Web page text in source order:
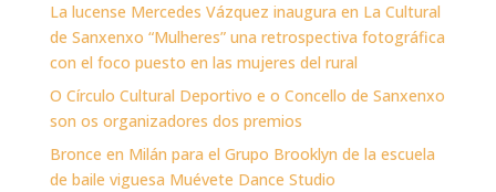
La lucense Mercedes Vázquez inaugura en La Cultural
de Sanxenxo “Mulheres” una retrospectiva fotográfica
con el foco puesto en las mujeres del rural
O Círculo Cultural Deportivo e o Concello de Sanxenxo
son os organizadores dos premios
Bronce en Milán para el Grupo Brooklyn de la escuela
de baile viguesa Muévete Dance Studio